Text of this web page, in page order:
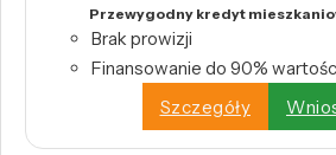
Przewygodny kredyt
Brak prowizji
Finansowanie do 90%
Szczegóły